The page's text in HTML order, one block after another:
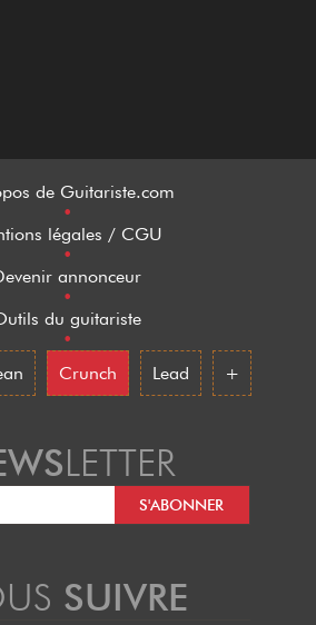
de Guitariste.com
•
légales / CGU
•
annonceur
•
du guitariste
•
Crunch Lead +
LETTER
SUIVRE